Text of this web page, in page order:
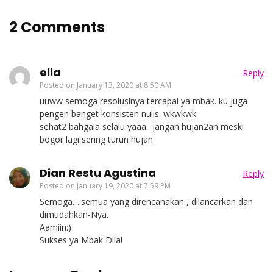
2 Comments
ella
Posted on January 13, 2020 at 8:50 AM
Reply
uuww semoga resolusinya tercapai ya mbak. ku juga
pengen banget konsisten nulis. wkwkwk
sehat2 bahgaia selalu yaaa.. jangan hujan2an meski
bogor lagi sering turun hujan
Dian Restu Agustina
Posted on January 19, 2020 at 7:59 PM
Reply
Semoga….semua yang direncanakan , dilancarkan dan
dimudahkan-Nya.
Aamiin:)
Sukses ya Mbak Dila!